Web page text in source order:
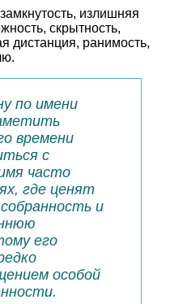
замкнутость, излишняя
скрытность,
дистанция, ранимость,
по имени
времени
с
часто
где ценят
и
его
особой